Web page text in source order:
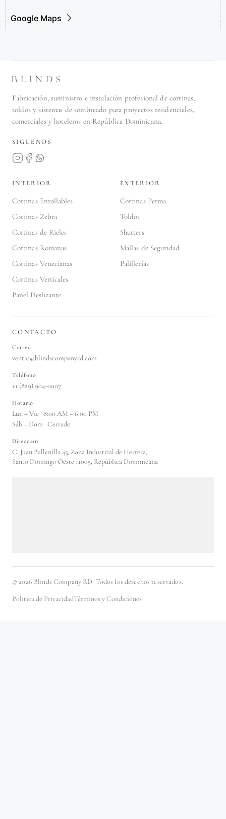
Google Maps
Fabricación, suministro e instalación profesional de cortinas,
toldos y sistemas de sombreado para proyectos residenciales,
comerciales y hoteleros en República Dominicana.
SÍGUENOS
INTERIOR
Cortinas Enrollables
Cortinas Zebra
Cortinas de Rieles
Cortinas Romanas
Cortinas Venecianas
Cortinas Verticales
Panel Deslizante
EXTERIOR
Cortinas Perma
Toldos
Shutters
Mallas de Seguridad
Palillerías
CONTACTO
Correo
ventas@blindscompanyrd.com
Teléfono
+1 (829) 904-0007
Horario
Lun – Vie · 8:00 AM – 6:00 PM
Sáb – Dom · Cerrado
Dirección
C. Juan Ballenilla 43, Zona Industrial de Herrera,
Santo Domingo Oeste 11005, República Dominicana
©2026 Blinds Company RD. Todos los derechos reservados.
Política de PrivacidadTérminos y Condiciones